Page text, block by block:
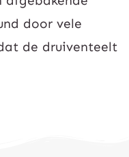
door vele
de druiventeelt